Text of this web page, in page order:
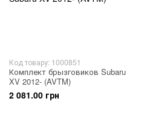
Код товару: 1000851
Комплект брызговиков Subaru
XV 2012- (AVTM)
2 081.00 грн